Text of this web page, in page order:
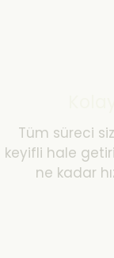
Tüm süreci
keyifli hale
ne kadar